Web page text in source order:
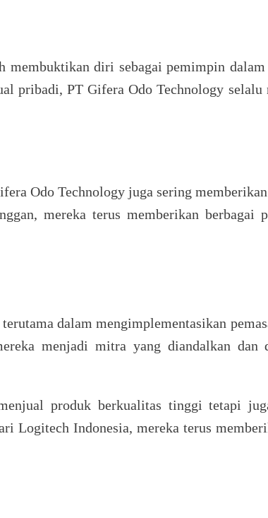
membuktikan diri sebagai pemimpin
pribadi, PT Gifera Odo Technology
Odo Technology juga sering
mereka terus memberikan berbagai
dalam mengimplementasikan
menjadi mitra yang diandalkan
produk berkualitas tinggi tetapi
Logitech Indonesia, mereka terus